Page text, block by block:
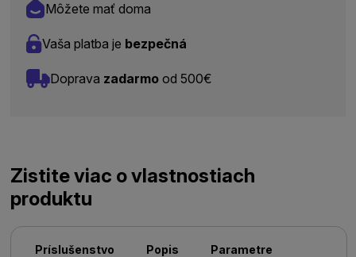
Môžete mať doma
Vaša platba je bezpečná
Doprava zadarmo od 500€
Zistite viac o vlastnostiach
produktu
Príslušenstvo Popis Parametre